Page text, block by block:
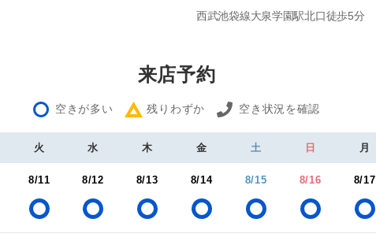
西武池袋線大泉学園駅北口徒歩5分
来店予約
空きが多い 残りわずか 空き状況を確認
火 水 木 金 土 日 月
8/11 8/12 8/13 8/14 8/15 8/16 8/17